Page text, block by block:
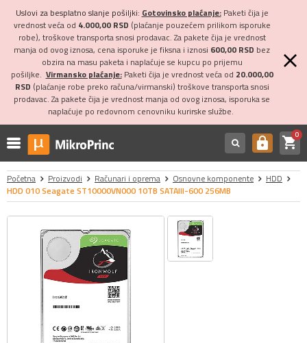
Uslovi za besplatno slanje pošiljki: Gotovinsko plaćanje:Paketi čija je
vrednost veća od 4.000,00 RSD (plaćanje pouzećem prilikom isporuke
robe), troškove transporta snosi prodavac. Za pakete čija je vrednost
manja od ovog iznosa, cena isporuke je fiksna i iznosi 600,00 RSD bez
obzira na masu paketa i naplaćuje se kupcu po prijemu
pošiljke. Virmansko plaćanje:Paketi čija je vrednost veća od 20.000,00
RSD (plaćanje robe preko računa/virmanski) troškove transporta snosi
prodavac. Za pakete čija je vrednost manja od ovog iznosa, isporuka se
naplaćuje po redovnom cenovniku kurirske službe.
https shopping_cart0
Početna Proizvodi Računari i oprema Osnovne komponente
HDD
HDD 010 Seagate ST10000VN000 10TB SATAIII-600 256MB